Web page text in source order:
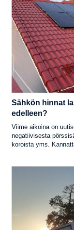
Sähkön hinnat
edelleen?
Viime aikoina on
negatiivisesta
koroista yms.